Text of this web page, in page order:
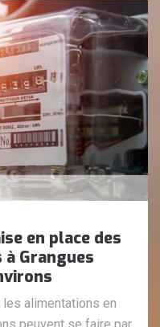
en place des
Grangues
alimentations en